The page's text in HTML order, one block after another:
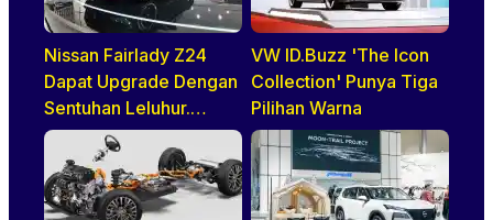
Nissan Fairlady Z24
Dapat Upgrade Dengan
Sentuhan Leluhur.
Indonesia Jadi Negara
Pertama di ASEAN
Yang Disapa
VW ID.Buzz 'The Icon
Collection' Punya Tiga
Pilihan Warna